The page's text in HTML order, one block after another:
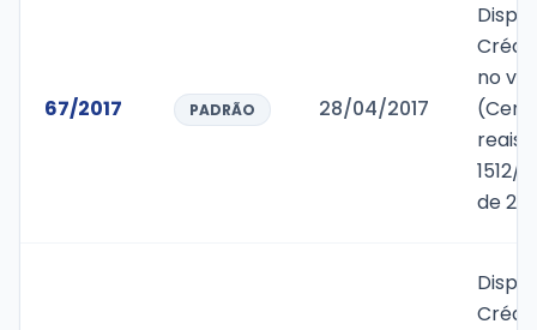
67/2017 PADRÃO 28/04/2017
no
1512/
de